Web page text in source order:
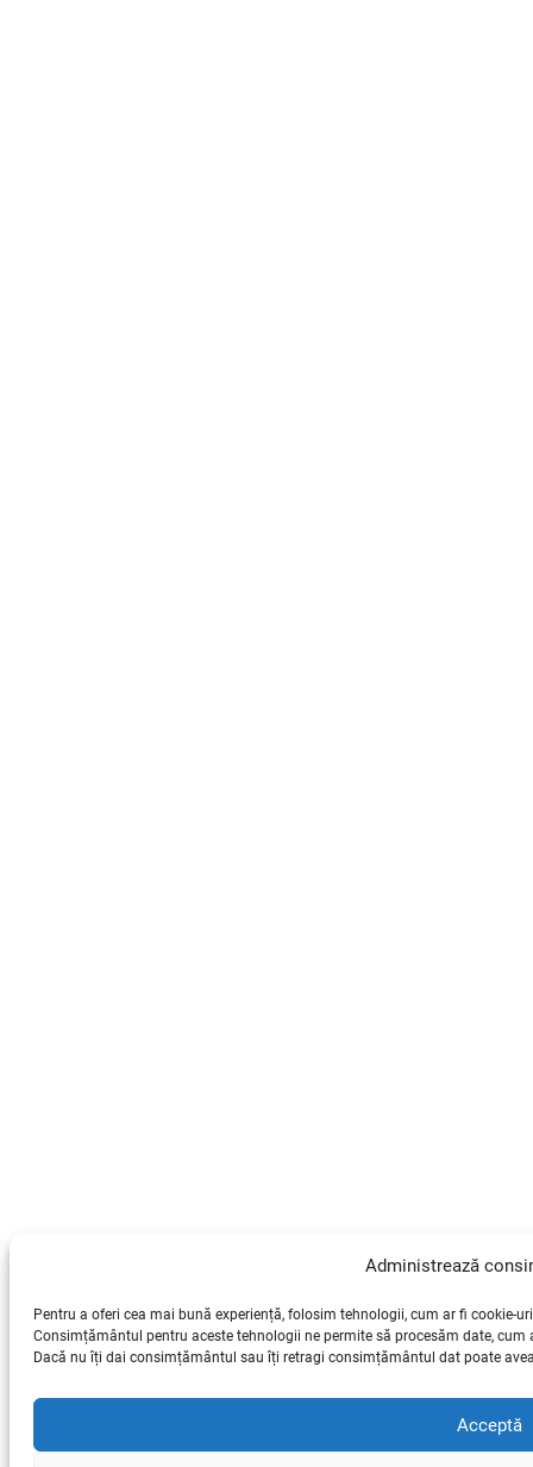
Administrează
Pentru a oferi cea mai bună experiență, folosim tehnologii, cum ar fi cookie-
Consimțământul pentru aceste tehnologii ne permite să procesăm date,
Dacă nu îți dai consimțământul sau îți retragi consimțământul dat poate
Acceptă